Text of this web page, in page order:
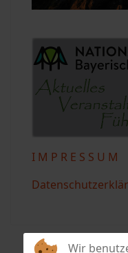
I M P R E S S U M
Wir